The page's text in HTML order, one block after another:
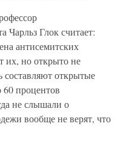
Чарльз Глок считает:
антисемитских
их, но открыто не
составляют открытые
процентов
не слышали о
вообще не верят, что